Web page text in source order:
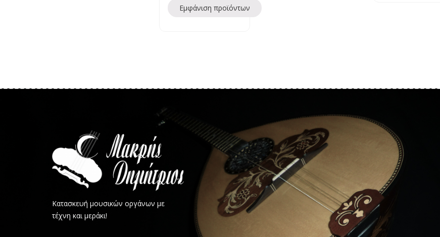
Εμφάνιση προϊόντων
Κατασκευή μουσικών οργάνων με
τέχνη και μεράκι!